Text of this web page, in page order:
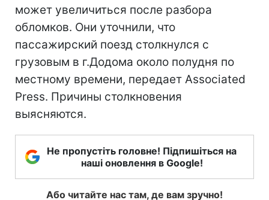
может увеличиться после разбора
обломков. Они уточнили, что
пассажирский поезд столкнулся с
грузовым в г.Додома около полудня по
местному времени, передает Associated
Press. Причины столкновения
выясняются.
Не пропустіть головне! Підпишіться на
наші оновлення в Google!
Або читайте нас там, де вам зручно!